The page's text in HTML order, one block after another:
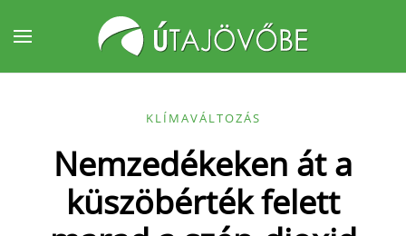
Fő tartalom átugrása
KLÍMAVÁLTOZÁS
Nemzedékeken át a
küszöbérték felett